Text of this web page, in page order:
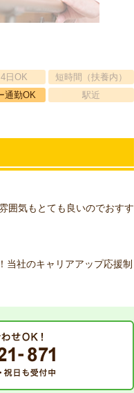
日OK
短時間（扶養内）
通勤OK 駅近
囲気もとても良いのでおすす
当社のキャリアアップ応援制